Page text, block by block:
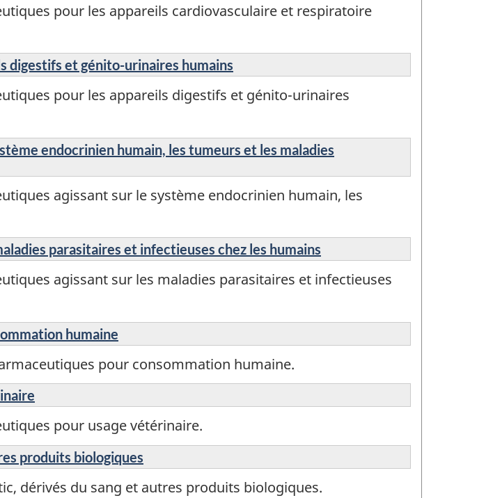
pour les appareils cardiovasculaire et respiratoire
digestifs et génito-urinaires humains
pour les appareils digestifs et génito-urinaires
endocrinien humain, les tumeurs et les maladies
agissant sur le système endocrinien humain, les
parasitaires et infectieuses chez les humains
agissant sur les maladies parasitaires et infectieuses
humaine
pour consommation humaine.
pour usage vétérinaire.
produits biologiques
dérivés du sang et autres produits biologiques.